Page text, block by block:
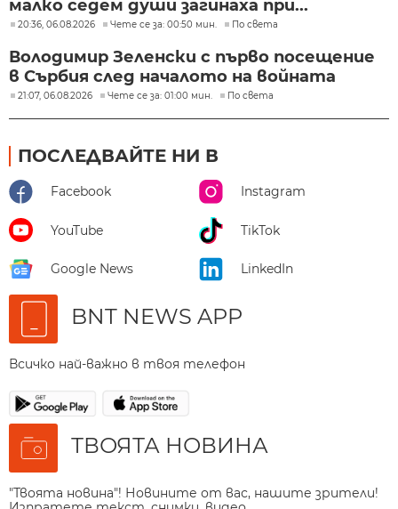
малко седем души загинаха при...
20:36, 06.08.2026 Чете се за: 00:50 мин. По света
Володимир Зеленски с първо посещение
в Сърбия след началото на войната
21:07, 06.08.2026 Чете се за: 01:00 мин. По света
ПОСЛЕДВАЙТЕ НИ В
Facebook Instagram
YouTube TikTok
Google News LinkedIn
BNT NEWS APP
Всичко най-важно в твоя телефон
ТВОЯТА НОВИНА
"Твоята новина"! Новините от вас, нашите зрители!